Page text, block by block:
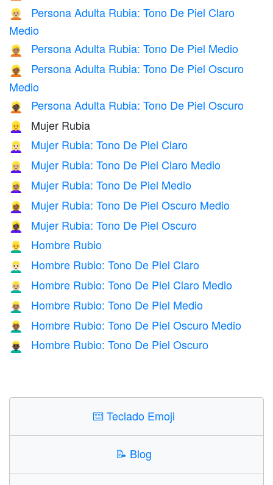
👱🏼
Persona Adulta Rubia: Tono De Piel Claro
Medio
👱🏽 Persona Adulta Rubia: Tono De Piel Medio
👱🏾
Persona Adulta Rubia: Tono De Piel Oscuro
Medio
👱🏿 Persona Adulta Rubia: Tono De Piel Oscuro
👱‍♀️ Mujer Rubia
👱🏻‍♀️ Mujer Rubia: Tono De Piel Claro
👱🏼‍♀️ Mujer Rubia: Tono De Piel Claro Medio
👱🏽‍♀️ Mujer Rubia: Tono De Piel Medio
👱🏾‍♀️ Mujer Rubia: Tono De Piel Oscuro Medio
👱🏿‍♀️ Mujer Rubia: Tono De Piel Oscuro
👱‍♂️ Hombre Rubio
👱🏻‍♂️ Hombre Rubio: Tono De Piel Claro
👱🏼‍♂️ Hombre Rubio: Tono De Piel Claro Medio
👱🏽‍♂️ Hombre Rubio: Tono De Piel Medio
👱🏾‍♂️ Hombre Rubio: Tono De Piel Oscuro Medio
👱🏿‍♂️ Hombre Rubio: Tono De Piel Oscuro
⌨️Teclado Emoji
📝 Blog